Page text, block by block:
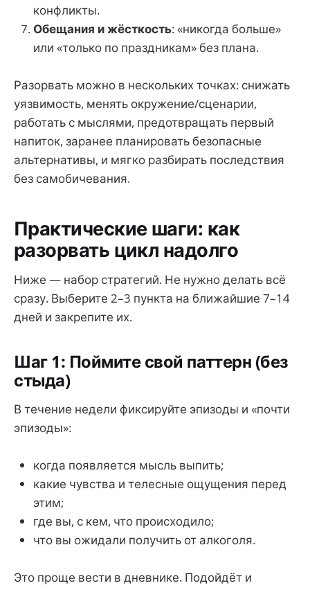
конфликты.
Обещания и жёсткость: «никогда больше»
или «только по праздникам» без плана.
Разорвать можно в нескольких точках: снижать
уязвимость, менять окружение/сценарии,
работать с мыслями, предотвращать первый
напиток, заранее планировать безопасные
альтернативы, и мягко разбирать последствия
без самобичевания.
Практические шаги: как
разорвать цикл надолго
Ниже — набор стратегий. Не нужно делать всё
сразу. Выберите 2–3 пункта на ближайшие 7–14
дней и закрепите их.
Шаг 1: Поймите свой паттерн (без
стыда)
В течение недели фиксируйте эпизоды и «почти
эпизоды»:
когда появляется мысль выпить;
какие чувства и телесные ощущения перед
этим;
где вы, с кем, что происходило;
что вы ожидали получить от алкоголя.
Это проще вести в дневнике. Подойдёт и